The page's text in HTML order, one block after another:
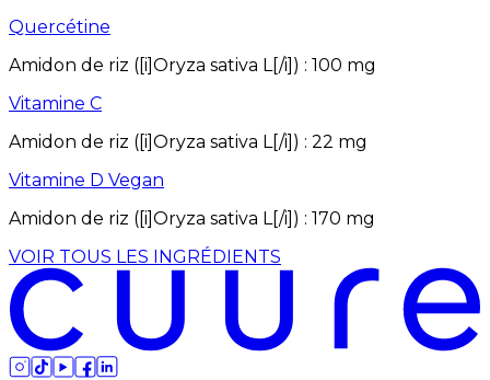
Quercétine
Amidon de riz ([i]Oryza sativa L[/i]) : 100 mg
Vitamine C
Amidon de riz ([i]Oryza sativa L[/i]) : 22 mg
Vitamine D Vegan
Amidon de riz ([i]Oryza sativa L[/i]) : 170 mg
VOIR TOUS LES INGRÉDIENTS